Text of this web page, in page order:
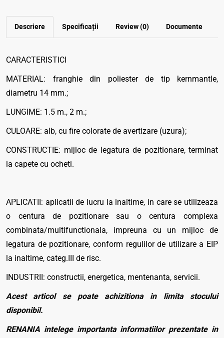
Descriere Specificații Review (0) Documente
CARACTERISTICI
MATERIAL: franghie din poliester de tip kernmantle,
diametru 14 mm.;
LUNGIME: 1.5 m., 2 m.;
CULOARE: alb, cu fire colorate de avertizare (uzura);
CONSTRUCTIE: mijloc de legatura de pozitionare, terminat
la capete cu ocheti.
APLICATII: aplicatii de lucru la inaltime, in care se utilizeaza
o centura de pozitionare sau o centura complexa
combinata/multifunctionala, impreuna cu un mijloc de
legatura de pozitionare, conform regulilor de utilizare a EIP
la inaltime, categ.III de risc.
INDUSTRII: constructii, energetica, mentenanta, servicii.
Acest articol se poate achizitiona in limita stocului
disponibil.
RENANIA intelege importanta informatiilor prezentate in